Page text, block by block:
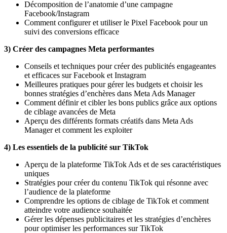
Décomposition de l’anatomie d’une campagne
Facebook/Instagram
Comment configurer et utiliser le Pixel Facebook pour un
suivi des conversions efficace
3) Créer des campagnes Meta performantes
Conseils et techniques pour créer des publicités engageantes
et efficaces sur Facebook et Instagram
Meilleures pratiques pour gérer les budgets et choisir les
bonnes stratégies d’enchères dans Meta Ads Manager
Comment définir et cibler les bons publics grâce aux options
de ciblage avancées de Meta
Aperçu des différents formats créatifs dans Meta Ads
Manager et comment les exploiter
4) Les essentiels de la publicité sur TikTok
Aperçu de la plateforme TikTok Ads et de ses caractéristiques
uniques
Stratégies pour créer du contenu TikTok qui résonne avec
l’audience de la plateforme
Comprendre les options de ciblage de TikTok et comment
atteindre votre audience souhaitée
Gérer les dépenses publicitaires et les stratégies d’enchères
pour optimiser les performances sur TikTok